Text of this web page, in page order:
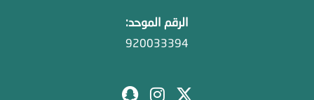
الرقم الموحد:
920033394